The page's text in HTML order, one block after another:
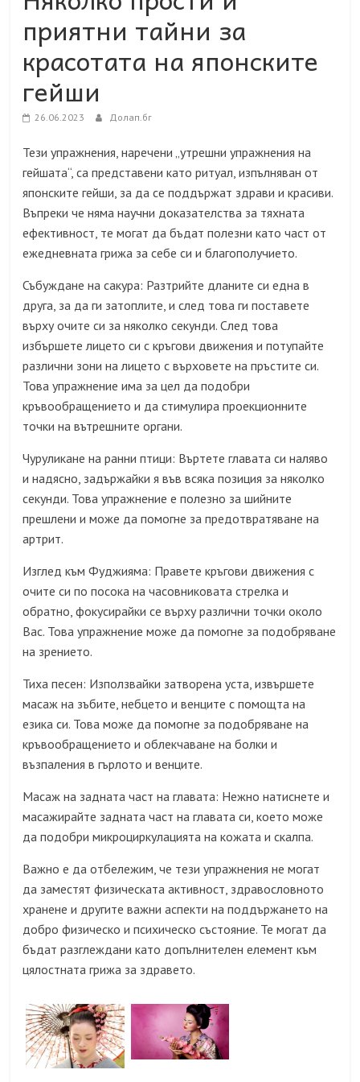
приятни тайни за
красотата на японските
гейши
26.06.2023 Долап.бг
Тези упражнения, наречени „утрешни упражнения на
гейшата“, са представени като ритуал, изпълняван от
японските гейши, за да се поддържат здрави и красиви.
Въпреки че няма научни доказателства за тяхната
ефективност, те могат да бъдат полезни като част от
ежедневната грижа за себе си и благополучието.
Събуждане на сакура: Разтрийте дланите си една в
друга, за да ги затоплите, и след това ги поставете
върху очите си за няколко секунди. След това
избършете лицето си с кръгови движения и потупайте
различни зони на лицето с върховете на пръстите си.
Това упражнение има за цел да подобри
кръвообращението и да стимулира проекционните
точки на вътрешните органи.
Чуруликане на ранни птици: Въртете главата си наляво
и надясно, задържайки я във всяка позиция за няколко
секунди. Това упражнение е полезно за шийните
прешлени и може да помогне за предотвратяване на
артрит.
Изглед към Фуджияма: Правете кръгови движения с
очите си по посока на часовниковата стрелка и
обратно, фокусирайки се върху различни точки около
Вас. Това упражнение може да помогне за подобряване
на зрението.
Тиха песен: Използвайки затворена уста, извършете
масаж на зъбите, небцето и венците с помощта на
езика си. Това може да помогне за подобряване на
кръвообращението и облекчаване на болки и
възпаления в гърлото и венците.
Масаж на задната част на главата: Нежно натиснете и
масажирайте задната част на главата си, което може
да подобри микроциркулацията на кожата и скалпа.
Важно е да отбележим, че тези упражнения не могат
да заместят физическата активност, здравословното
хранене и другите важни аспекти на поддържането на
добро физическо и психическо състояние. Те могат да
бъдат разглеждани като допълнителен елемент към
цялостната грижа за здравето.